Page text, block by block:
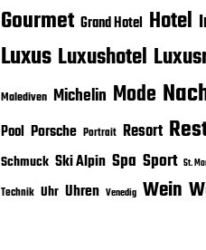
Gourmet Grand Hotel Hotel
Luxus Luxushotel
Malediven Michelin Mode
Pool Porsche Portrait Resort
Schmuck Ski Alpin Spa Sport St.
Technik Uhr Uhren Venedig Wein